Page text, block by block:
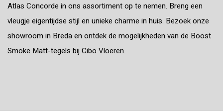
Atlas Concorde in ons assortiment op te nemen. Breng een
vleugje eigentijdse stijl en unieke charme in huis. Bezoek onze
showroom in Breda en ontdek de mogelijkheden van de Boost
Smoke Matt-tegels bij Cibo Vloeren.